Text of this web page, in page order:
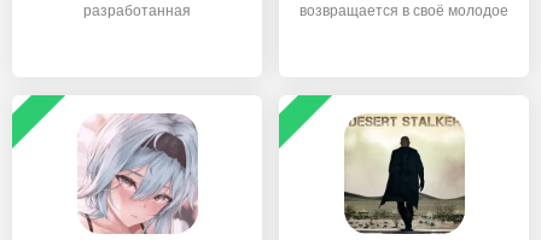
разработанная
возвращается в своё молодое